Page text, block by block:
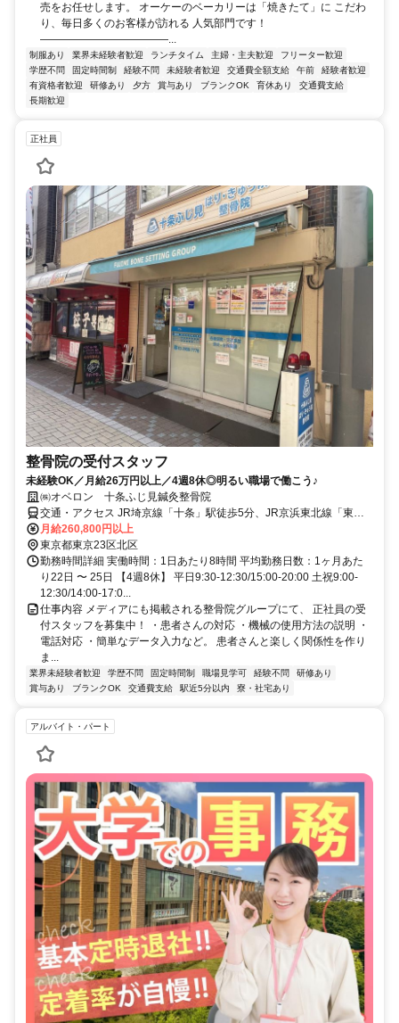
売をお任せします。 オーケーのベーカリーは「焼きたて」に こだわ
り、毎日多くのお客様が訪れる 人気部門です！
――――――――――――...
制服あり 業界未経験者歓迎 ランチタイム 主婦・主夫歓迎
フリーター歓迎
学歴不問
固定時間制 経験不問 未経験者歓迎 交通費全額支給 午前
経験者歓迎
有資格者歓迎
研修あり 夕方 賞与あり ブランクOK 育休あり
交通費支給
長期歓迎
正社員
整骨院の受付スタッフ
未経験OK／月給26万円以上／4週8休◎明るい職場で働こう♪
㈱オベロン 十条ふじ見鍼灸整骨院
交通・アクセス JR埼京線「十条」駅徒歩5分、JR京浜東北線「東十
条」駅徒歩5分
月給260,800円以上
東京都東京23区北区
勤務時間詳細 実働時間：1日あたり8時間 平均勤務日数：1ヶ月あた
り22日 〜 25日 【4週8休】 平日9:30-12:30/15:00-20:00 土祝9:00-
12:30/14:00-17:0...
仕事内容 メディアにも掲載される整骨院グループにて、 正社員の受
付スタッフを募集中！ ・患者さんの対応 ・機械の使用方法の説明 ・
電話対応 ・簡単なデータ入力など。 患者さんと楽しく関係性を作り
ま...
業界未経験者歓迎 学歴不問 固定時間制 職場見学可 経験不問
研修あり
賞与あり
ブランクOK 交通費支給 駅近5分以内 寮・社宅あり
アルバイト・パート